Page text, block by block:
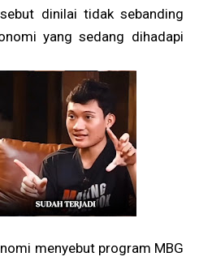
dinilai tidak sebanding
yang sedang dihadapi
menyebut program MBG